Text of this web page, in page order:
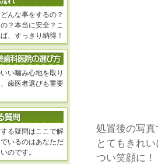
処置後の写
とてもきれ
つい笑顔に！
んな事をするの？
？本当に安全？こ
、すっきり納得！
い噛み心地を取り
歯医者選びも重要
る疑問はここで解
いるのはあなただ
のです。